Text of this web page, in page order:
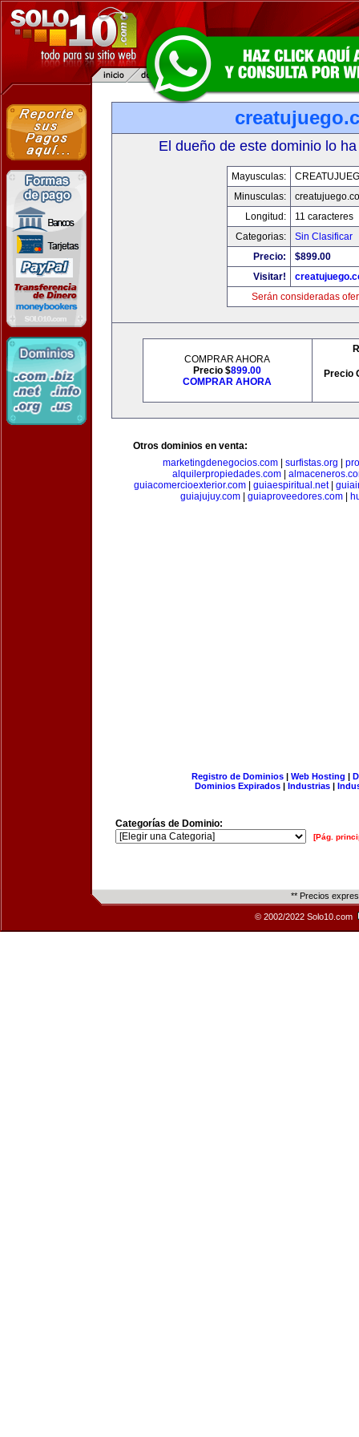
El dueño de este dominio lo
Mayusculas:
Minusculas:
Longitud:
11 caracteres
Categorias:
Sin Clasificar
Precio:
$899.00
Visitar!
Serán consideradas
COMPRAR AHORA
Precio $899.00
COMPRAR AHORA
Precio
Otros dominios en venta:
marketingdenegocios.com| surfistas.org
alquilerpropiedades.com
guiacomercioexterior.com| guiaespiritual.net|
guiajujuy.com| guiaproveedores.com|
Registro de Dominios| Web Hosting |
Dominios Expirados | Industrias |
Categorías de Dominio:
[Pág.
** Precios
© 2002/2022 Solo10.com